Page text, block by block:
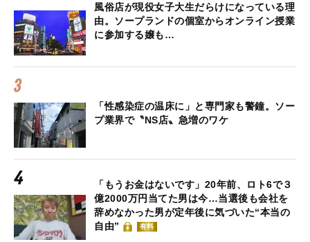
風俗店が現役女子大生だらけになっている理
由。ソープランドの個室からオンライン授業
に参加する嬢も…
「性感染症の温床に」と専門家も警鐘。ソー
プ業界で〝NS店〟急増のワケ
「もうお金はないです」20年前、ロト6で３
億2000万円当てた男は今…当選後も会社を
辞めなかった男が定年後に気づいた“本当の
自由”
有料